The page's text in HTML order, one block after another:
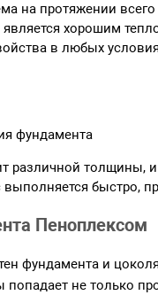
на протяжении
хорошим
в любых
фундамента
различной толщины,
быстро,
Пеноплексом
фундамента и
попадает не только